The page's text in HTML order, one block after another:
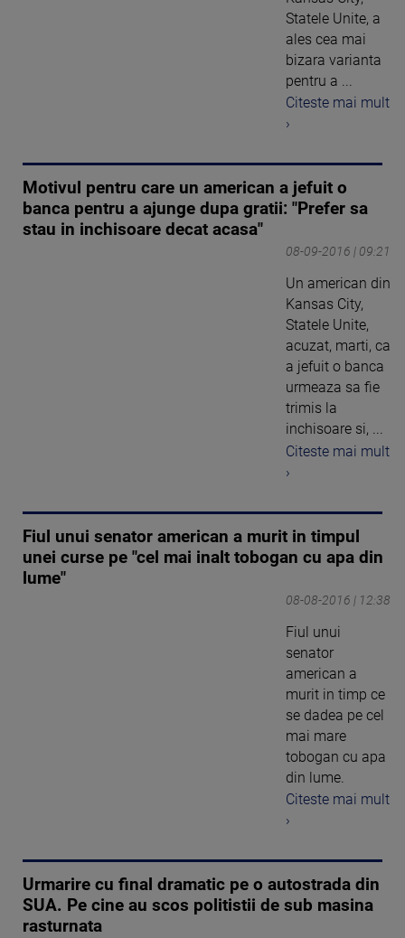
Statele Unite, a
ales cea mai
bizara varianta
pentru a ...
Citeste mai mult
›
Motivul pentru care un american a jefuit o
banca pentru a ajunge dupa gratii: "Prefer sa
stau in inchisoare decat acasa"
08-09-2016 | 09:21
Un american din
Kansas City,
Statele Unite,
acuzat, marti, ca
a jefuit o banca
urmeaza sa fie
trimis la
inchisoare si, ...
Citeste mai mult
›
Fiul unui senator american a murit in timpul
unei curse pe "cel mai inalt tobogan cu apa din
lume"
08-08-2016 | 12:38
Fiul unui
senator
american a
murit in timp ce
se dadea pe cel
mai mare
tobogan cu apa
din lume.
Citeste mai mult
›
Urmarire cu final dramatic pe o autostrada din
SUA. Pe cine au scos politistii de sub masina
rasturnata